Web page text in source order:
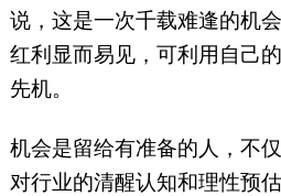
说，这是一次千载难逢的机
红利显而易见，可利用自己
先机。
机会是留给有准备的人，不
对行业的清醒认知和理性预估